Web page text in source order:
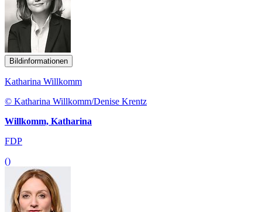
Bildinformationen
Katharina Willkomm
© Katharina Willkomm/Denise Krentz
Willkomm, Katharina
FDP
()